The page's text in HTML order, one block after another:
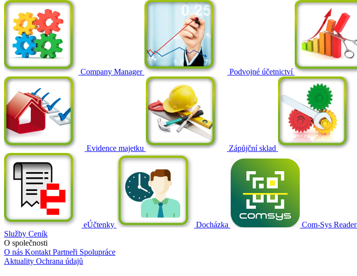
Company Manager Podvojné účetnictví
Evidence majetku Zápůjční sklad
eÚčtenky Docházka Com-Sys Reader
Služby Ceník
O společnosti
O nás Kontakt Partneři Spolupráce
Aktuality Ochrana údajů